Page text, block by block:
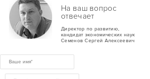
На ваш вопрос
отвечает
Директор по развитию,
кандидат экономических наук
Семенов Сергей Алексеевич